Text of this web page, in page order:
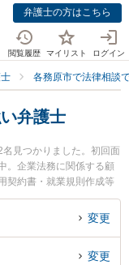
弁護士の方はこちら
閲覧履歴 マイリスト ログイン
各務原市で法律相談
弁護士
見つかりました。初回面
。企業法務に関係する顧
契約書・就業規則作成等
中村将成法律事務所の中
士のプロフィール情報や
たい』『初回相談無料で
変更
変更